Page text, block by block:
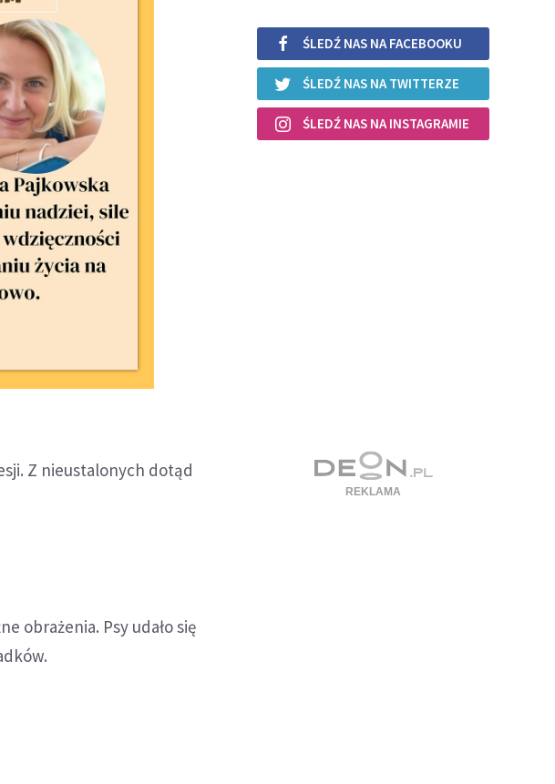
Z nieustalonych dotąd
obrażenia. Psy udało się
ŚLEDŹ NAS NA FACEBOOKU
ŚLEDŹ NAS NA TWITTERZE
ŚLEDŹ NAS NA INSTAGRAMIE